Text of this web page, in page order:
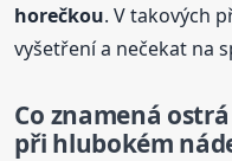
horečkou. V takových
vyšetření a nečekat na
Co znamená
při hlubokém